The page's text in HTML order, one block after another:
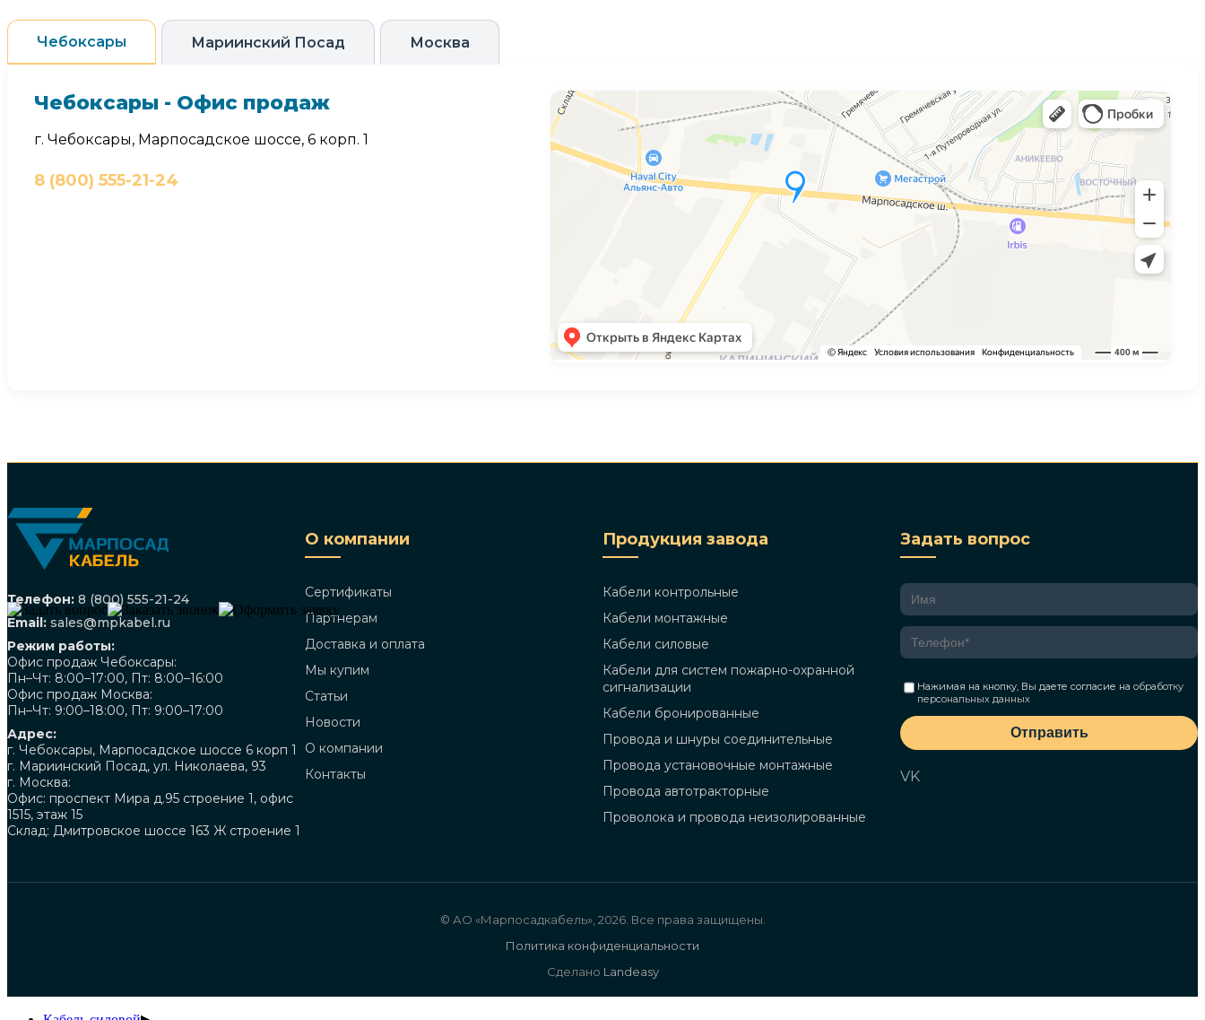
Чебоксары Мариинский Посад Москва
Чебоксары - Офис продаж
г. Чебоксары, Марпосадское шоссе, 6 корп. 1
8 (800) 555-21-24
Телефон: 8 (800) 555-21-24
Email: sales@mpkabel.ru
Режим работы:
Офис продаж Чебоксары:
Пн–Чт: 8:00–17:00, Пт: 8:00–16:00
Офис продаж Москва:
Пн–Чт: 9:00–18:00, Пт: 9:00–17:00
Адрес:
г. Чебоксары, Марпосадское шоссе 6 корп 1
г. Мариинский Посад, ул. Николаева, 93
г. Москва:
Офис: проспект Мира д.95 строение 1, офис
1515, этаж 15
Склад: Дмитровское шоссе 163 Ж строение 1
О компании
Сертификаты
Партнерам
Доставка и оплата
Мы купим
Статьи
Новости
О компании
Контакты
Продукция завода
Кабели контрольные
Кабели монтажные
Кабели силовые
Кабели для систем пожарно-охранной
сигнализации
Кабели бронированные
Провода и шнуры соединительные
Провода установочные монтажные
Провода автотракторные
Проволока и провода неизолированные
Задать вопрос
Нажимая на кнопку, Вы даете согласие на обработку
персональных данных
Отправить
VK
© АО «Марпосадкабель», 2026. Все права защищены.
Политика конфиденциальности
Сделано Landeasy